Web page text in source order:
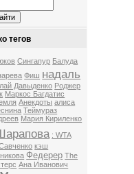
тегов
Сингапур Балуда
Фиш надаль
Давыденко Роджер
Маркос Багдатис
Анекдоты алиса
Теймураз
Мария Кириленко
: WTA
кэш
Федерер The
Ана Иванович